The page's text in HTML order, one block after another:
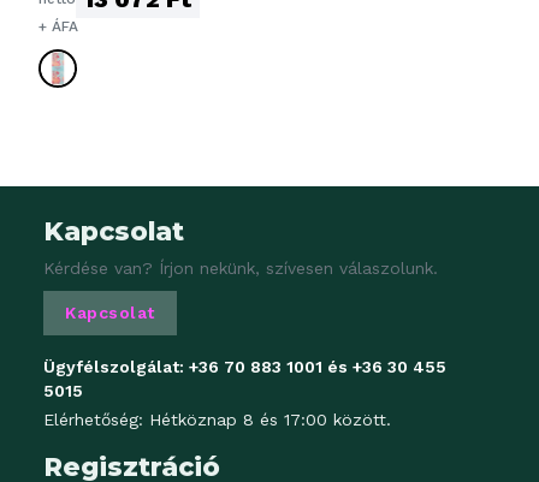
+ ÁFA
Kapcsolat
Kérdése van? Írjon nekünk, szívesen válaszolunk.
Kapcsolat
Ügyfélszolgálat: +36 70 883 1001 és +36 30 455
5015
Elérhetőség: Hétköznap 8 és 17:00 között.
Regisztráció